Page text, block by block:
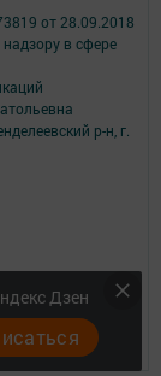
Дзен
от 28.09.2018
в сфере
р-н, г.
сервисов и
браузера.